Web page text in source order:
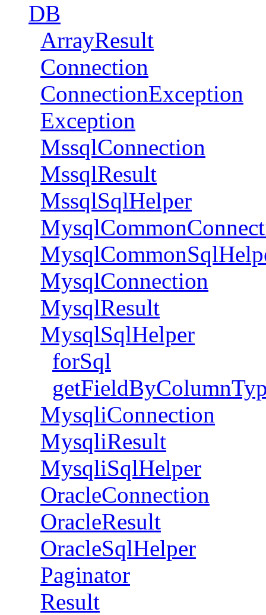
DB
ArrayResult
Connection
ConnectionException
Exception
MssqlConnection
MssqlResult
MssqlSqlHelper
MysqlConnection
MysqlResult
MysqlSqlHelper
forSql
MysqliConnection
MysqliResult
MysqliSqlHelper
OracleConnection
OracleResult
OracleSqlHelper
Paginator
Result